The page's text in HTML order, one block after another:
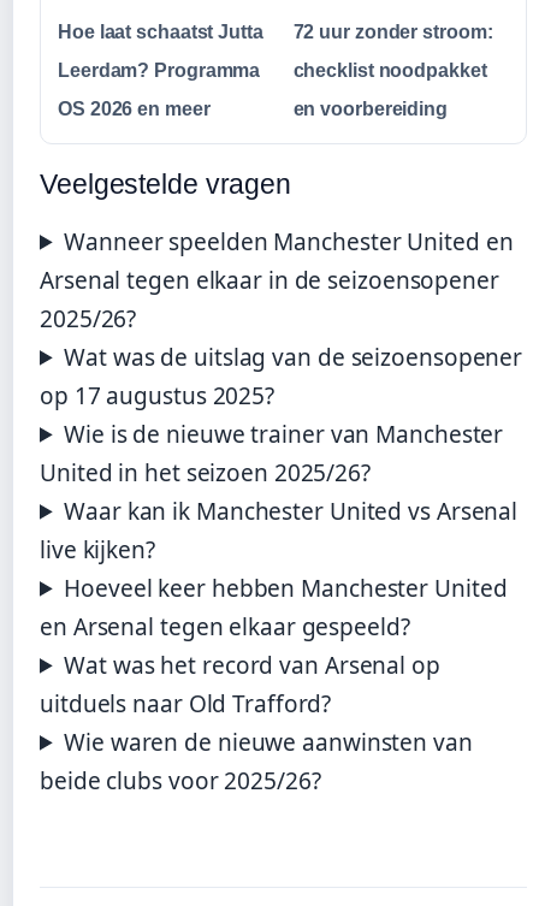
Hoe laat schaatst Jutta
Leerdam? Programma
OS 2026 en meer
72 uur zonder stroom:
checklist noodpakket
en voorbereiding
Veelgestelde vragen
Wanneer speelden Manchester United en
Arsenal tegen elkaar in de seizoensopener
2025/26?
Wat was de uitslag van de seizoensopener
op 17 augustus 2025?
Wie is de nieuwe trainer van Manchester
United in het seizoen 2025/26?
Waar kan ik Manchester United vs Arsenal
live kijken?
Hoeveel keer hebben Manchester United
en Arsenal tegen elkaar gespeeld?
Wat was het record van Arsenal op
uitduels naar Old Trafford?
Wie waren de nieuwe aanwinsten van
beide clubs voor 2025/26?